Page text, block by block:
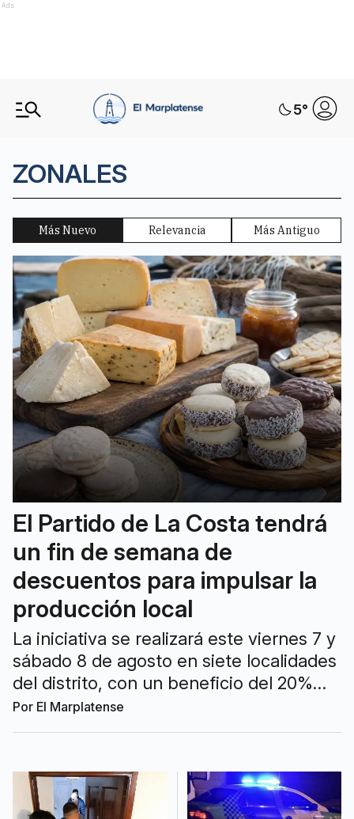
Ads
5°
ZONALES
Más Nuevo Relevancia Más Antiguo
El Partido de La Costa tendrá
un fin de semana de
descuentos para impulsar la
producción local
La iniciativa se realizará este viernes 7 y
sábado 8 de agosto en siete localidades
del distrito, con un beneficio del 20%
para residentes que paguen en efectivo
y presenten su DNI.
Por El Marplatense